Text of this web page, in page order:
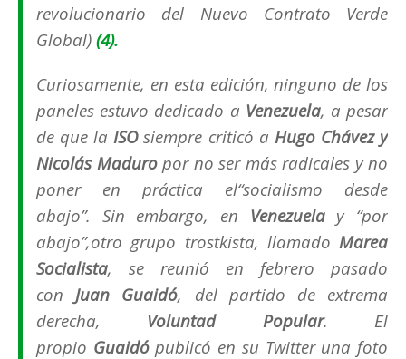
revolucionario del Nuevo Contrato Verde
Global) (4).
Curiosamente, en esta edición, ninguno de los
paneles estuvo dedicado a Venezuela, a pesar
de que la ISOsiempre criticó a Hugo Chávez y
Nicolás Maduropor no ser más radicales y no
poner en práctica el“socialismo desde
abajo”. Sin embargo, en Venezuelay “por
abajo”,otro grupo trostkista, llamado Marea
Socialista, se reunió en febrero pasado
con Juan Guaidó, del partido de extrema
derecha, Voluntad Popular. El
propio Guaidópublicó en su Twitter una foto